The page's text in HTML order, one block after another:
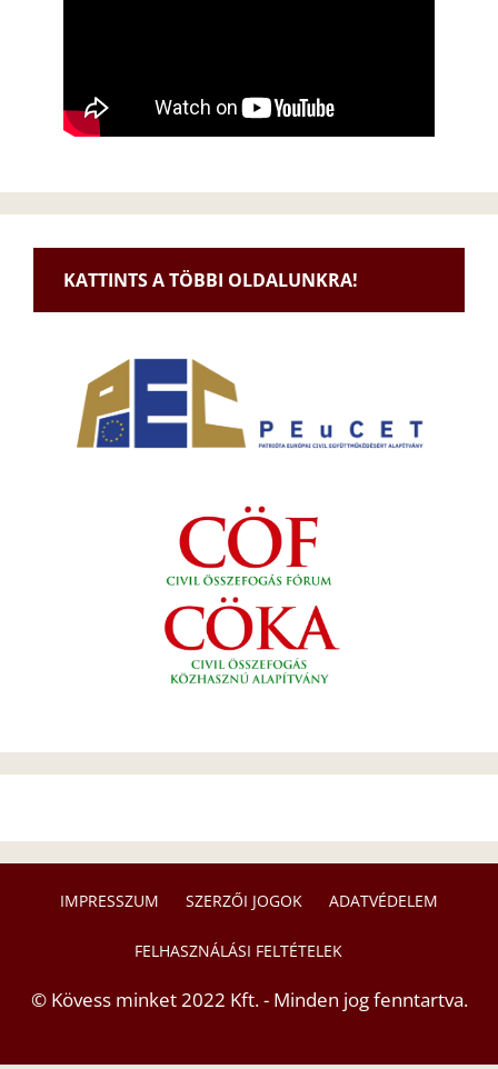
KATTINTS A TÖBBI OLDALUNKRA!
IMPRESSZUM SZERZŐI JOGOK ADATVÉDELEM
FELHASZNÁLÁSI FELTÉTELEK
© Kövess minket 2022 Kft. - Minden jog fenntartva.